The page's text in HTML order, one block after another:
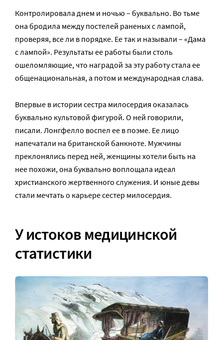
Контролировала днем и ночью – буквально. Во тьме
она бродила между постелей раненых с лампой,
проверяя, все ли в порядке. Ее так и называли – «Дама
с лампой». Результаты ее работы были столь
ошеломляющие, что наградой за эту работу стала ее
общенациональная, а потом и международная слава.
Впервые в истории сестра милосердия оказалась
буквально культовой фигурой. О ней говорили,
писали. Лонгфелло воспел ее в поэме. Ее лицо
напечатали на британской банкноте. Мужчины
преклонялись перед ней, женщины хотели быть на
нее похожи, она буквально воплощала идеал
христианского жертвенного служения. И юные девы
стали мечтать о карьере сестер милосердия.
У истоков медицинской
статистики